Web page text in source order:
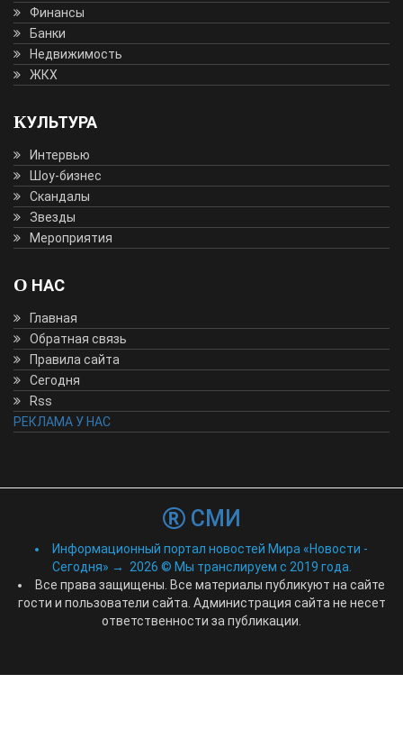
Финансы
Банки
Недвижимость
ЖКХ
КУЛЬТУРА
Интервью
Шоу-бизнес
Скандалы
Звезды
Мероприятия
О НАС
Главная
Обратная связь
Правила сайта
Сегодня
Rss
РЕКЛАМА У НАС
СМИ
Информационный портал новостей Мира «Новости -
Сегодня» → 2026 © Мы транслируем с 2019 года.
Все права защищены. Все материалы публикуют на сайте
гости и пользователи сайта. Администрация сайта не несет
ответственности за публикации.